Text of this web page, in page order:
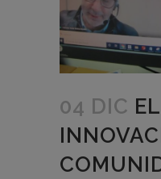
04 DIC